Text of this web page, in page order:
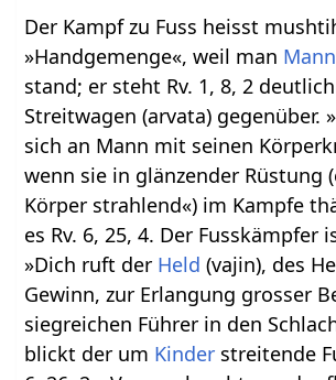
Der Kampf zu Fuss heisst
»Handgemenge«, weil man Mann
stand; er steht Rv. 1, 8, 2
Streitwagen (arvata) gegenüber.
sich an Mann mit seinen
wenn sie in glänzender Rüstung
Körper strahlend«) im Kampfe
es Rv. 6, 25, 4. Der Fusskämpfer
»Dich ruft der Held (vajin), des
Gewinn, zur Erlangung grosser
siegreichen Führer in den
blickt der um Kinder streitende